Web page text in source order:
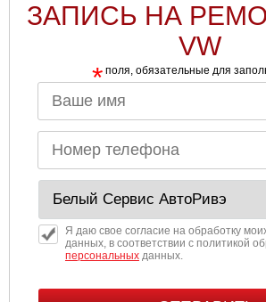
ЗАПИСЬ НА
VW
* поля, обязательные для
Я даю свое согласие на обработку
данных, в соответствии с политикой
персональныхданных.